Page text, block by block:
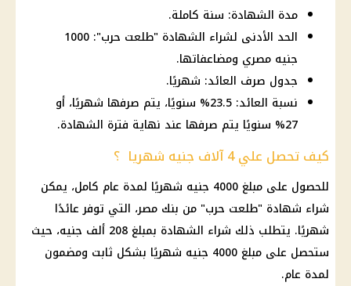
مدة الشهادة: سنة كاملة.
الحد الأدنى لشراء الشهادة "طلعت حرب": 1000
جنيه مصري ومضاعفاتها.
جدول صرف العائد: شهريًا.
نسبة العائد: 23.5% سنويًا، يتم صرفها شهريًا، أو
27% سنويًا يتم صرفها عند نهاية فترة الشهادة.
كيف تحصل علي 4 آلاف جنيه شهريا ؟
للحصول على مبلغ 4000 جنيه شهريًا لمدة عام كامل، يمكن
شراء شهادة "طلعت حرب" من بنك مصر، التي توفر عائدًا
شهريًا. يتطلب ذلك شراء الشهادة بمبلغ 208 ألف جنيه، حيث
ستحصل على مبلغ 4000 جنيه شهريًا بشكل ثابت ومضمون
لمدة عام.